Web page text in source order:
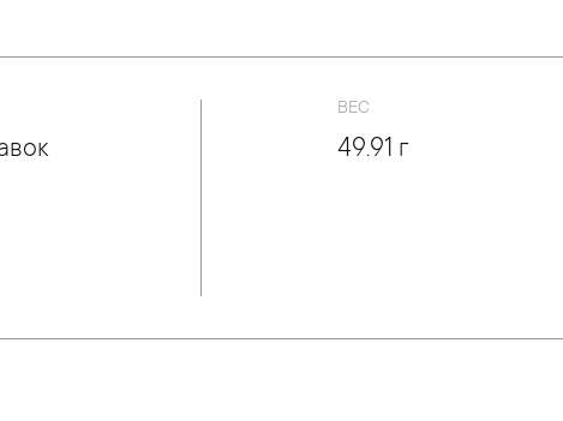
ВЕС
49.91 г